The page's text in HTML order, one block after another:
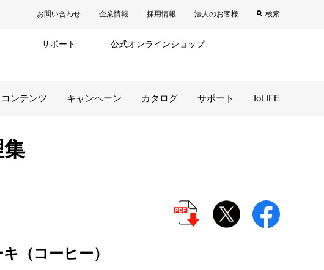
お問い合わせ 企業情報 採用情報 法人のお客様 検索
サポート 公式オンラインショップ
コンテンツ キャンペーン カタログ サポート IoLIFE
（コーヒー）